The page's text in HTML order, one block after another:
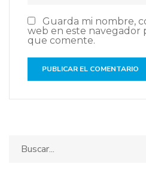
Guarda mi nombre,
web en este navegador
que comente.